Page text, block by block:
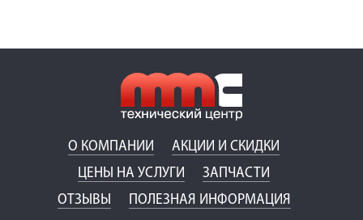
О КОМПАНИИ
АКЦИИ И СКИДКИ
ЦЕНЫ НА УСЛУГИ
ЗАПЧАСТИ
ОТЗЫВЫ
ПОЛЕЗНАЯ ИНФОРМАЦИЯ